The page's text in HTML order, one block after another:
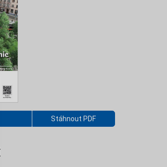
Stáhnout PDF